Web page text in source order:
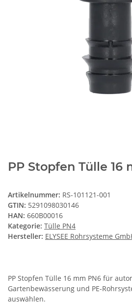
PP Stopfen Tülle 16
Artikelnummer: RS-101121-001
GTIN: 5291098030146
HAN: 660B00016
Kategorie: Tülle PN4
Hersteller: ELYSEE Rohrsysteme
PP Stopfen Tülle 16 mm PN6 für
Gartenbewässerung und PE-
auswählen.